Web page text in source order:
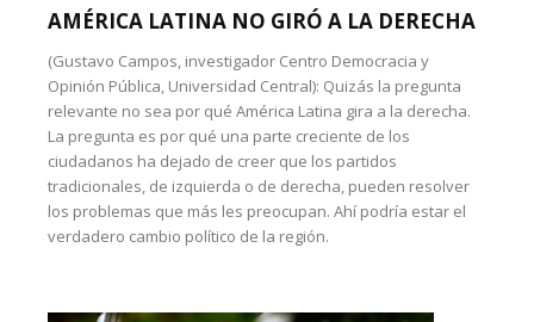
AMÉRICA LATINA NO GIRÓ A LA DERECHA
(Gustavo Campos, investigador Centro Democracia y
Opinión Pública, Universidad Central): Quizás la pregunta
relevante no sea por qué América Latina gira a la derecha.
La pregunta es por qué una parte creciente de los
ciudadanos ha dejado de creer que los partidos
tradicionales, de izquierda o de derecha, pueden resolver
los problemas que más les preocupan. Ahí podría estar el
verdadero cambio político de la región.